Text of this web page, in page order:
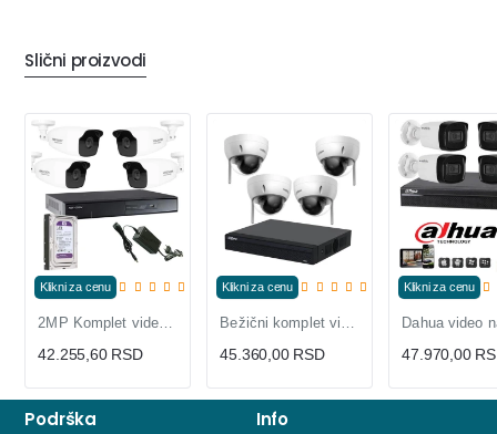
Slični proizvodi
Klikni za cenu
2MP Komplet video nadzora sa 4 kamere, snimačem I hard diskom
42.255,60 RSD
Klikni za cenu
Bežični komplet video nadzora Dahua sa 4 dome IP kamere
45.360,00 RSD
Klikni za cenu
47.970,00
Podrška Info